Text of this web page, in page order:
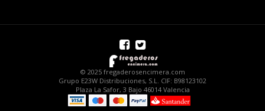
© 2025 fregaderosencimera.com
Grupo E23W Distribuciones, S.L. CIF: B98123102
Plaza La Safor, 3 Bajo 46014 Valencia